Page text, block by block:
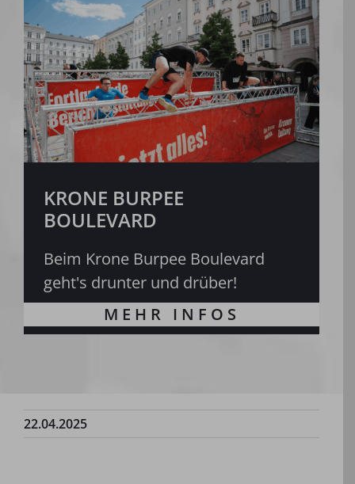
KRONE BURPEE
BOULEVARD
Beim Krone Burpee Boulevard
geht's drunter und drüber!
22.04.2025